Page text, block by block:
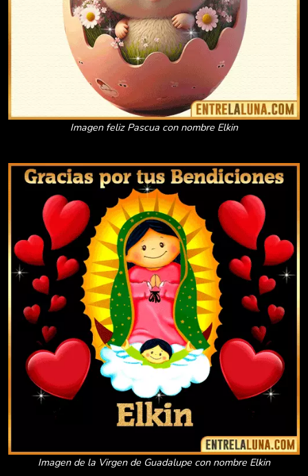
Imagen feliz Pascua con nombre Elkin
Imagen de la Virgen de Guadalupe con nombre Elkin